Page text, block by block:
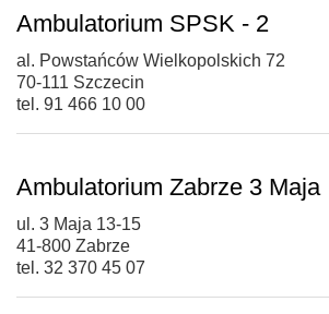
Ambulatorium SPSK - 2
al. Powstańców Wielkopolskich 72
70-111 Szczecin
tel. 91 466 10 00
Ambulatorium Zabrze 3 Maja
ul. 3 Maja 13-15
41-800 Zabrze
tel. 32 370 45 07